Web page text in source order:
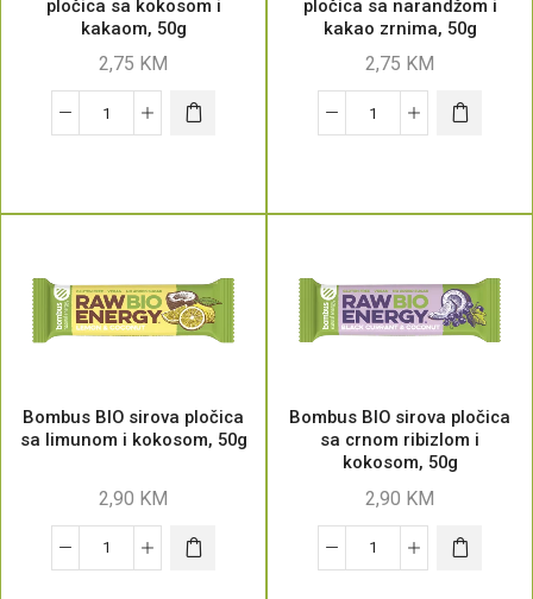
pločica sa kokosom i
kakaom, 50g
2,75 KM
pločica sa narandžom i
kakao zrnima, 50g
2,75 KM
Bombus BIO sirova pločica
sa limunom i kokosom, 50g
2,90 KM
Bombus BIO sirova pločica
sa crnom ribizlom i
kokosom, 50g
2,90 KM